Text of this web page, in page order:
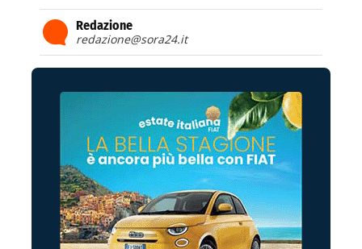
Redazione
redazione@sora24.it